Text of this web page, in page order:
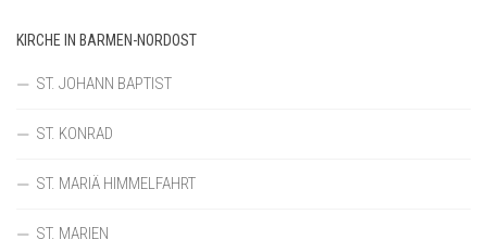
KIRCHE IN BARMEN-NORDOST
ST. JOHANN BAPTIST
ST. KONRAD
ST. MARIÄ HIMMELFAHRT
ST. MARIEN